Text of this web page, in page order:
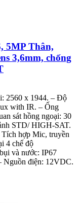
5MP Thân,
3,6mm, chống
2560 x 1944. – Độ
with IR. – Ống
sát hồng ngoại: 30
STD/ HIGH-SAT.
hợp Mic, truyền
4 chế độ
và nước: IP67
Nguồn điện: 12VDC.